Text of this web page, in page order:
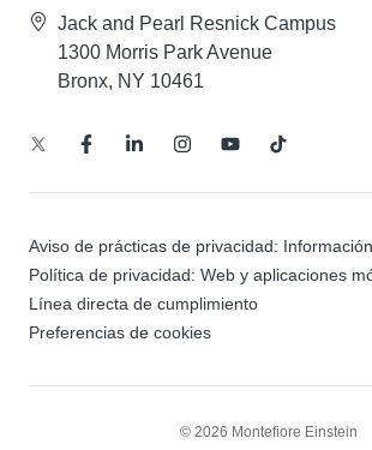
Jack and Pearl Resnick Campus
1300 Morris Park Avenue
Bronx, NY 10461
Aviso de prácticas de privacidad:
Política de privacidad: Web y aplicaciones
Línea directa de cumplimiento
Preferencias de cookies
© 2026 Montefiore Einstein